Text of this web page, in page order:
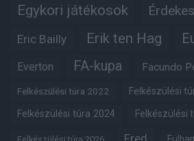
Egykori játékosok
Eric Bailly Erik ten Hag
Everton FA-kupa Facundo
Felkészülési túra 2022 Felkészülési
Felkészülési túra 2024 Felkészülési
Fred